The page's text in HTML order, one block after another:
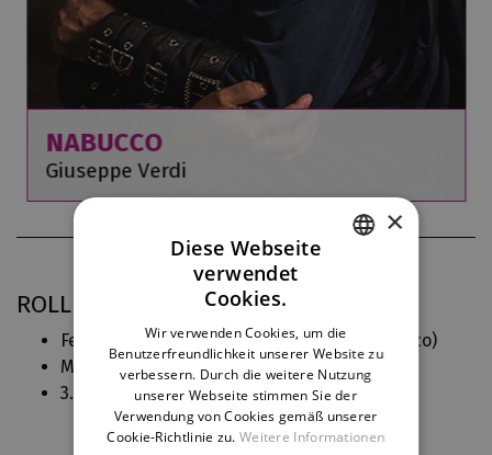
NABUCCO
Giuseppe Verdi
ROLLEN IN DJKT
Fenena, Nabuchodonosorova dcera ( Nabucco)
Múza, Nicklausse (
Hoffmannovy povídky
3. žínka (
Rusalka)
GERMAN
×
Diese Webseite
verwendet
Cookies.
Wir verwenden Cookies, um die
Benutzerfreundlichkeit unserer Website zu
verbessern. Durch die weitere Nutzung
unserer Webseite stimmen Sie der
Verwendung von Cookies gemäß unserer
Cookie-Richtlinie zu. Weitere Informationen